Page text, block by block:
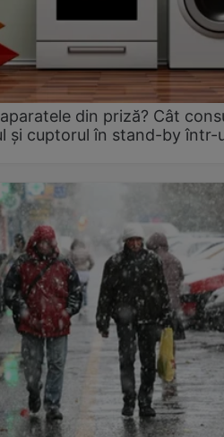
din priză? Cât
și cuptorul în stand-by într-